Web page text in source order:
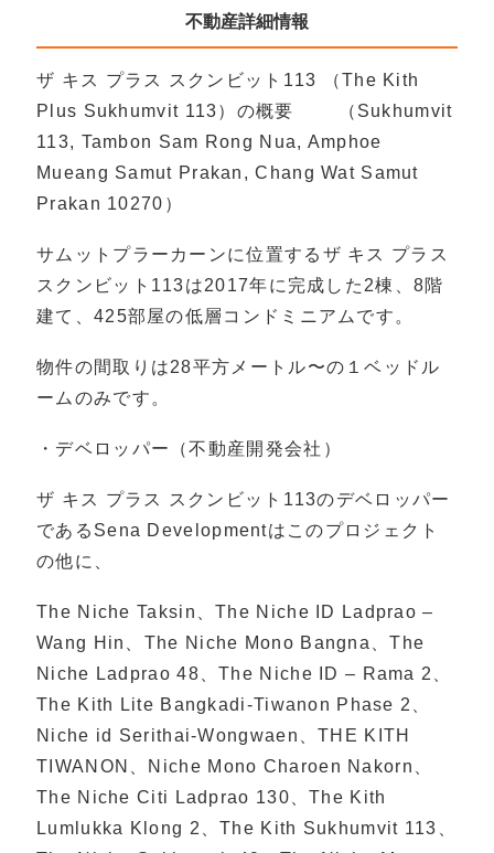
不動産詳細情報
ザ キス プラス スクンビット113 （The Kith
Plus Sukhumvit 113）の概要 （Sukhumvit
113, Tambon Sam Rong Nua, Amphoe
Mueang Samut Prakan, Chang Wat Samut
Prakan 10270）
サムットプラーカーンに位置するザ キス プラス
スクンビット113は2017年に完成した2棟、8階
建て、425部屋の低層コンドミニアムです。
物件の間取りは28平方メートル〜の１ベッドル
ームのみです。
・デベロッパー（不動産開発会社）
ザ キス プラス スクンビット113のデベロッパー
であるSena Developmentはこのプロジェクト
の他に、
The Niche Taksin、The Niche ID Ladprao –
Wang Hin、The Niche Mono Bangna、The
Niche Ladprao 48、The Niche ID – Rama 2、
The Kith Lite Bangkadi-Tiwanon Phase 2、
Niche id Serithai-Wongwaen、THE KITH
TIWANON、Niche Mono Charoen Nakorn、
The Niche Citi Ladprao 130、The Kith
Lumlukka Klong 2、The Kith Sukhumvit 113、